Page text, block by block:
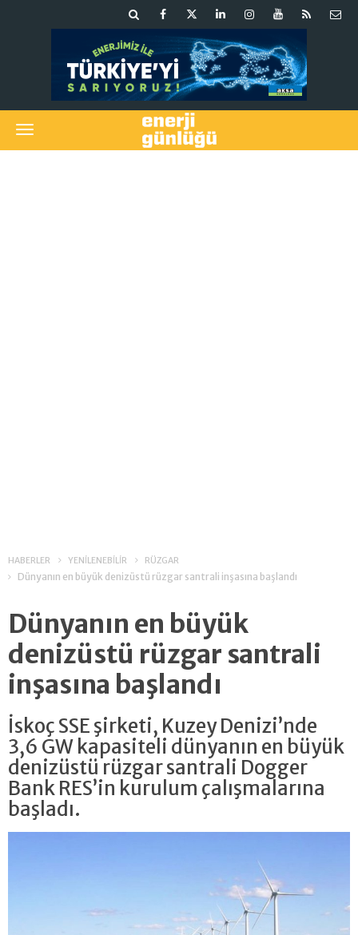
HABERLER YENİLENEBİLİR RÜZGAR
Dünyanın en büyük denizüstü rüzgar santrali inşasına başlandı
Dünyanın en büyük
denizüstü rüzgar santrali
inşasına başlandı
İskoç SSE şirketi, Kuzey Denizi’nde
3,6 GW kapasiteli dünyanın en büyük
denizüstü rüzgar santrali Dogger
Bank RES’in kurulum çalışmalarına
başladı.